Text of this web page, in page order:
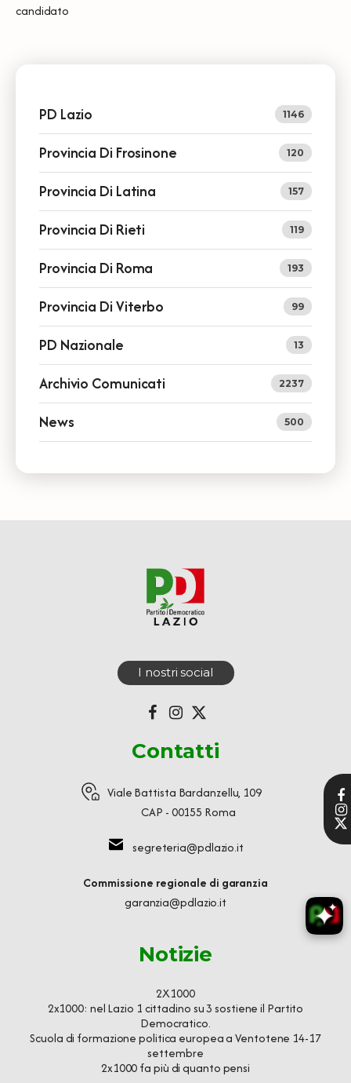
candidato
PD Lazio 1146
Provincia Di Frosinone 120
Provincia Di Latina 157
Provincia Di Rieti 119
Provincia Di Roma 193
Provincia Di Viterbo 99
PD Nazionale 13
Archivio Comunicati 2237
News 500
I nostri social
Contatti
Viale Battista Bardanzellu, 109
CAP - 00155 Roma
segreteria@pdlazio.it
Commissione regionale di garanzia
garanzia@pdlazio.it
Notizie
2X1000
2x1000: nel Lazio 1 cittadino su 3 sostiene il Partito
Democratico.
Scuola di formazione politica europea a Ventotene 14-17
settembre
2x1000 fa più di quanto pensi